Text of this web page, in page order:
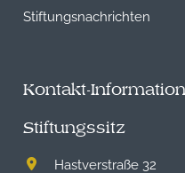
Stiftungsnachrichten
Kontakt-
Stiftungssitz
Hastverstraße 32